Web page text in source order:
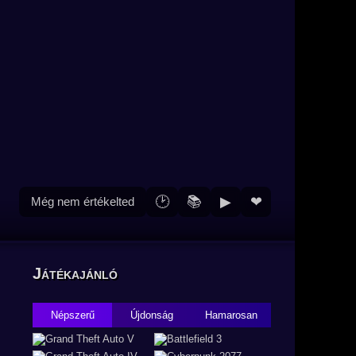
Még nem értékelted 🕑 📚 ▶ ❤
Játékajánló
Népszerű Újdonság Hamarosan